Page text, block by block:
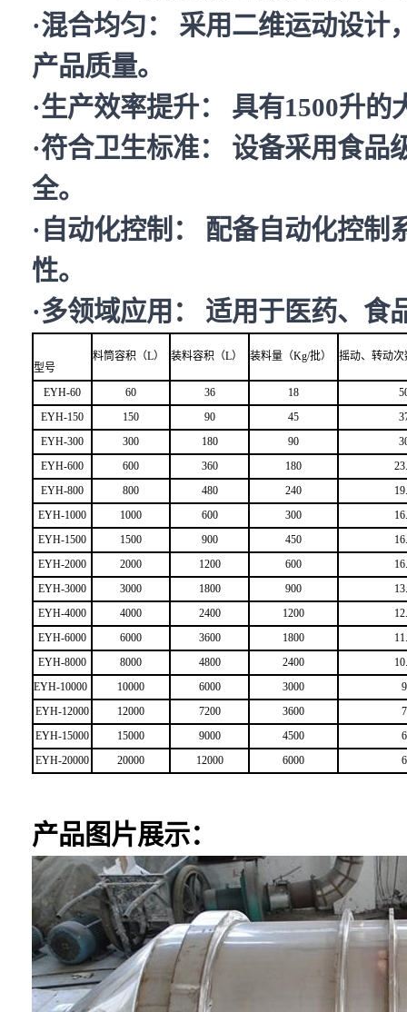
·混合均匀： 采用二维运动设
产品质量。
·生产效率提升： 具有1500升
·符合卫生标准： 设备采用食
全。
·自动化控制： 配备自动化控
性。
·多领域应用： 适用于医药、
型号
料筒容积（L） 装料容积（L） 装料量（Kg/批） 摇动、转动次
EYH-60 60 36 18
EYH-150
150 90 45
EYH-300
300 180 90
EYH-600
600 360 180
EYH-800
800 480 240
EYH-1000
1000 600 300
EYH-1500
1500 900 450
EYH-2000
2000 1200 600
EYH-3000
3000 1800 900
EYH-4000
4000 2400 1200
EYH-6000
6000 3600 1800
EYH-8000
8000 4800 2400
EYH-10000
10000 6000 3000
9
EYH-12000
12000 7200 3600
7
EYH-15000
15000 9000 4500
6
EYH-20000
20000 12000 6000 6
产品图片展示：